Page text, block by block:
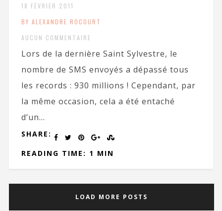
18 FÉVRIER 2011
BY ALEXANDRE ROCOURT
AUCUN COMMENTAIRE
Lors de la dernière Saint Sylvestre, le
nombre de SMS envoyés a dépassé tous
les records : 930 millions ! Cependant, par
la même occasion, cela a été entaché
d’un...
SHARE:
READING TIME: 1 MIN
LOAD MORE POSTS